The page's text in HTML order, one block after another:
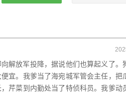
解放军投降，据说他们也算起义了。
宜。我爹当了海宛城军管会主任，把
芹菜到内勤处当了特侦科员。我爹动